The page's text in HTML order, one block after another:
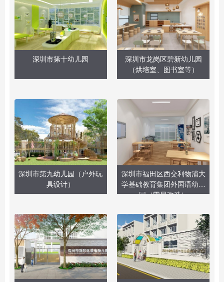
深圳市第十幼儿园
深圳市龙岗区碧新幼儿园
（烘培室、图书室等）
深圳市第九幼儿园（户外玩
具设计）
深圳市福田区西交利物浦大
学基础教育集团外国语幼儿
园（零星改造）